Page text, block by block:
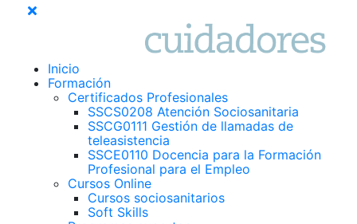
Inicio
Formación
Certificados Profesionales
SSCS0208 Atención Sociosanitaria
SSCG0111 Gestión de llamadas de
teleasistencia
SSCE0110 Docencia para la Formación
Profesional para el Empleo
Cursos Online
Cursos sociosanitarios
Soft Skills